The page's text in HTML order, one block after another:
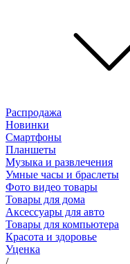
Распродажа
Новинки
Смартфоны
Планшеты
Музыка и развлечения
Умные часы и браслеты
Фото видео товары
Товары для дома
Аксессуары для авто
Товары для компьютера
Красота и здоровье
Уценка
/